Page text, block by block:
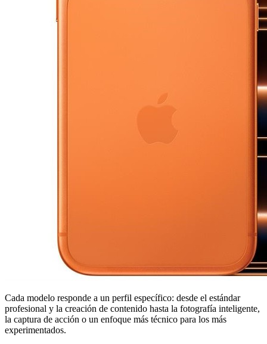
Cada modelo responde a un perfil específico: desde el estándar
profesional y la creación de contenido hasta la fotografía inteligente,
la captura de acción o un enfoque más técnico para los más
experimentados.